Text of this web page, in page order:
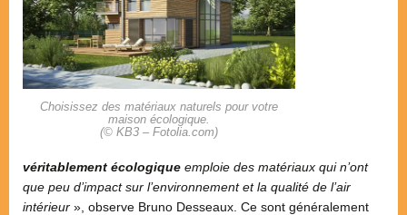
Choisissez des matériaux naturels pour votre
maison écologique.
(© KB3 – Fotolia.com)
véritablement écologique emploie des matériaux qui n’ont
que peu d’impact sur l’environnement et la qualité de l’air
intérieur », observe Bruno Desseaux. Ce sont généralement